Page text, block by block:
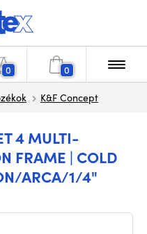
0 0
K&F Concept
4 MULTI-
FRAME | COLD
ARCA/1/4"